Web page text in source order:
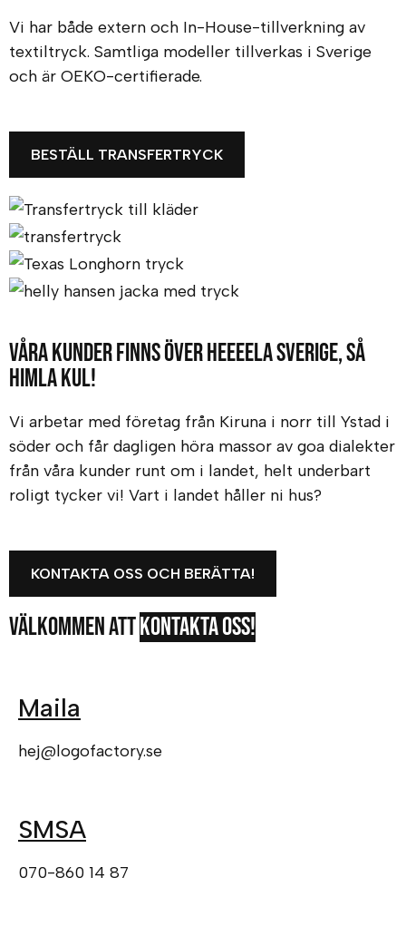
Vi har både extern och In-House-tillverkning av
textiltryck. Samtliga modeller tillverkas i Sverige
och är OEKO-certifierade.
BESTÄLL TRANSFERTRYCK
Våra kunder finns över heeeela Sverige, så
himla kul!
Vi arbetar med företag från Kiruna i norr till Ystad i
söder och får dagligen höra massor av goa dialekter
från våra kunder runt om i landet, helt underbart
roligt tycker vi! Vart i landet håller ni hus?
KONTAKTA OSS OCH BERÄTTA!
Välkommen attkontakta oss!
Maila
hej@logofactory.se
SMSA
070-860 14 87